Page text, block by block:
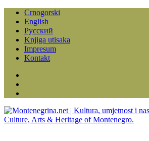
Crnogorski
English
Русский
Knjiga utisaka
Impresum
Kontakt